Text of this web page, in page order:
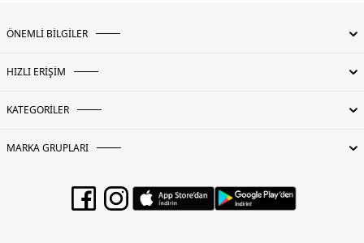
ÖNEMLİ BİLGİLER
HIZLI ERİŞİM
KATEGORİLER
MARKA GRUPLARI